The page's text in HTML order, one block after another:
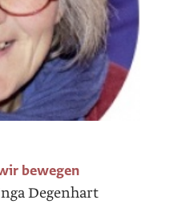
bewegen
Degenhart